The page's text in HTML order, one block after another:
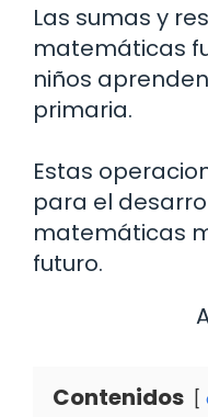
Las sumas y
matemáticas
niños
primaria.
Estas
para el
matemáticas
futuro.
Contenidos